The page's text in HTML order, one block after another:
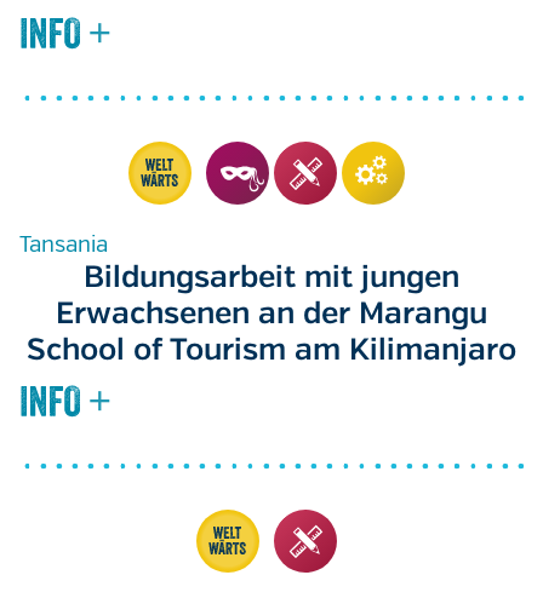
Tansania
Bildungsarbeit mit jungen
Erwachsenen an der Marangu
School of Tourism am Kilimanjaro